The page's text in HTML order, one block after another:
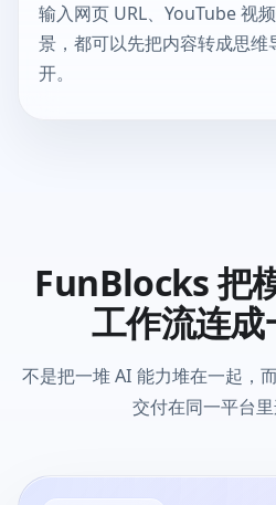
输入网页 URL、YouTube 视
景，都可以先把内容转成思维
开。
FunBlocks 把
工作流连
不是把一堆 AI 能力堆在一起，
交付在同一平台里